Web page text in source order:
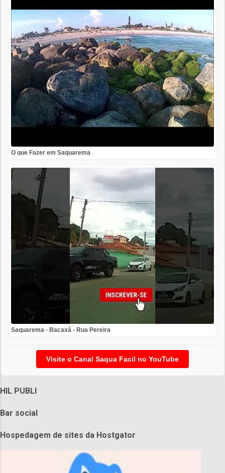
O que Fazer em Saquarema
Saquarema - Bacaxá - Rua Pereira
Visite o Canal Saqua Facil no YouTube
HIL PUBLI
Bar social
Hospedagem de sites da Hostgator